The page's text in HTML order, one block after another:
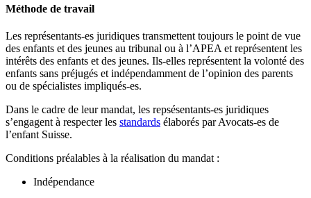
Méthode de travail
Les représentants-es juridiques transmettent toujours le point de vue
des enfants et des jeunes au tribunal ou à l’APEA et représentent les
intérêts des enfants et des jeunes. Ils-elles représentent la volonté des
enfants sans préjugés et indépendamment de l’opinion des parents
ou de spécialistes impliqués-es.
Dans le cadre de leur mandat, les repsésentants-es juridiques
s’engagent à respecter les standards élaborés par Avocats-es de
l’enfant Suisse.
Conditions préalables à la réalisation du mandat :
Indépendance